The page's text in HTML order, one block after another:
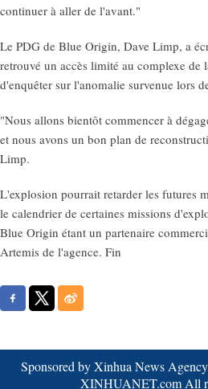
continuer à aller de l'avant."
Le PDG de Blue Origin, Dave Limp, a
retrouvé un accès limité au complexe de
d'enquêter sur l'anomalie survenue lors
"Nous allons bientôt commencer à
et nous avons un bon plan de
Limp.
L'explosion pourrait retarder les futures
le calendrier de certaines missions
Blue Origin étant un partenaire
Artemis de l'agence. Fin
Sponsored by Xinhua News
XINHUANET.com All